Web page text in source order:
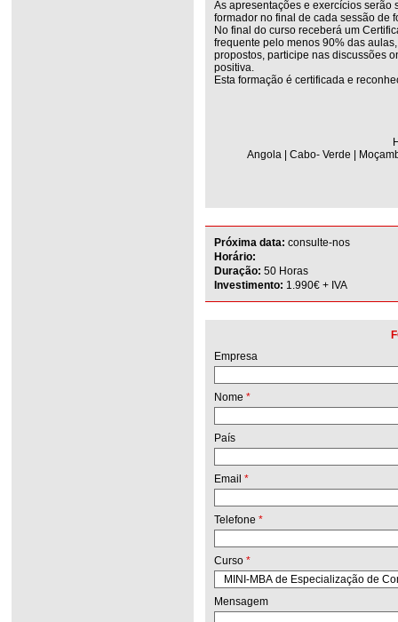
As apresentações e exercícios
formador no final de cada sessão de
No final do curso receberá um
frequente pelo menos 90% das
propostos, participe nas discussões
positiva.
Esta formação é certificada e
Angola | Cabo- Verde |
Próxima data: consulte-nos
Horário:
Duração: 50 Horas
Investimento: 1.990€ + IVA
Empresa
Nome *
País
Email *
Telefone *
Curso *
Mensagem